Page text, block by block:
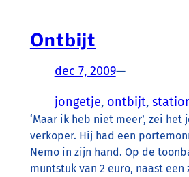
Ontbijt
dec 7, 2009—
jongetje, ontbijt,
‘Maar ik heb niet meer’, zei het
verkoper. Hij had een
Nemo in zijn hand. Op de
muntstuk van 2 euro, naast een